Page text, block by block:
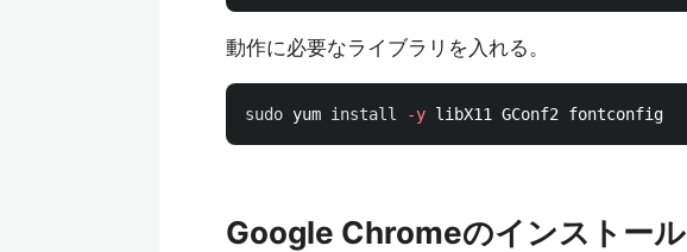
動作に必要なライブラリを入れる。
sudo yum install -y
Google Chromeのインストール